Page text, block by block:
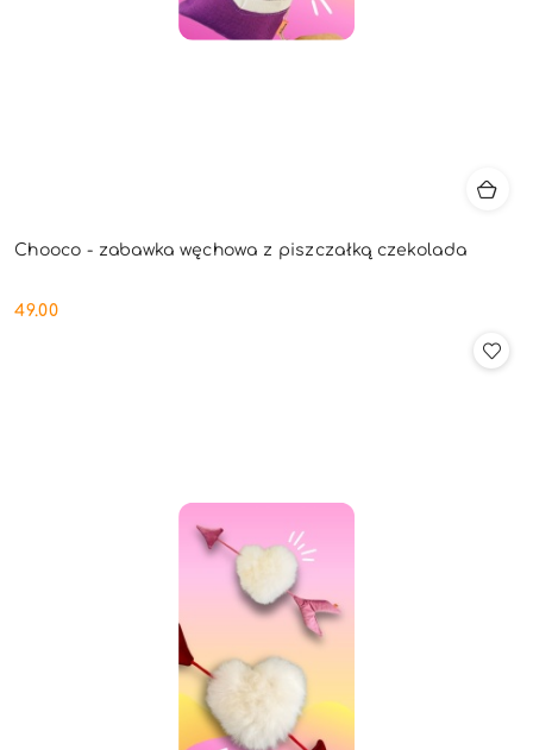
Chooco - zabawka węchowa z piszczałką czekolada
Cena:
49.00